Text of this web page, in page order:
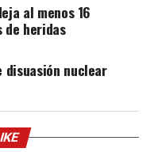
al menos 16
de heridas
disuasión nuclear